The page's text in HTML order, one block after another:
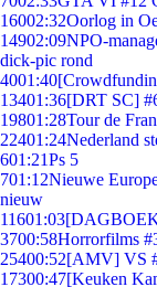
16002:32Oorlog in
14902:09NPO-
dick-pic rond
4001:40
13401:36[DRT SC]
19801:28Tour de
22401:24Nederland
601:21Ps 5
701:12Nieuwe
nieuw
11601:03
3700:58Horrorfilms
25400:52[AMV] VS
17300:47[Keuken